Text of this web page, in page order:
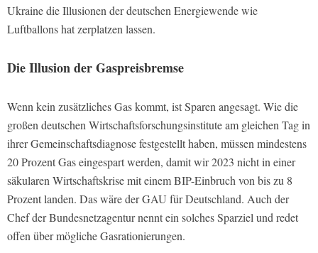
Ukraine die Illusionen der deutschen Energiewende wie
Luftballons hat zerplatzen lassen.
Die Illusion der Gaspreisbremse
Wenn kein zusätzliches Gas kommt, ist Sparen angesagt. Wie die
großen deutschen Wirtschaftsforschungsinstitute am gleichen Tag in
ihrer Gemeinschaftsdiagnose festgestellt haben, müssen mindestens
20 Prozent Gas eingespart werden, damit wir 2023 nicht in einer
säkularen Wirtschaftskrise mit einem BIP-Einbruch von bis zu 8
Prozent landen. Das wäre der GAU für Deutschland. Auch der
Chef der Bundesnetzagentur nennt ein solches Sparziel und redet
offen über mögliche Gasrationierungen.